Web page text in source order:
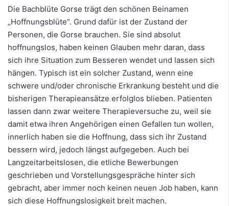
Die Bachblüte Gorse trägt den schönen Beinamen
„Hoffnungsblüte“. Grund dafür ist der Zustand der
Personen, die Gorse brauchen. Sie sind absolut
hoffnungslos, haben keinen Glauben mehr daran, dass
sich ihre Situation zum Besseren wendet und lassen sich
hängen. Typisch ist ein solcher Zustand, wenn eine
schwere und/oder chronische Erkrankung besteht und die
bisherigen Therapieansätze erfolglos blieben. Patienten
lassen dann zwar weitere Therapieversuche zu, weil sie
damit etwa ihren Angehörigen einen Gefallen tun wollen,
innerlich haben sie die Hoffnung, dass sich ihr Zustand
bessern wird, jedoch längst aufgegeben. Auch bei
Langzeitarbeitslosen, die etliche Bewerbungen
geschrieben und Vorstellungsgespräche hinter sich
gebracht, aber immer noch keinen neuen Job haben, kann
sich diese Hoffnungslosigkeit breit machen.